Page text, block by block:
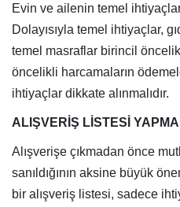
Evin ve ailenin temel
Dolayısıyla temel ihtiyaçlar,
temel masraflar birincil
öncelikli harcamaların
ihtiyaçlar dikkate alınmalıdır.
ALIŞVERİŞ LİSTESİ
Alışverişe çıkmadan önce
sanıldığının aksine büyük
bir alışveriş listesi, sadece